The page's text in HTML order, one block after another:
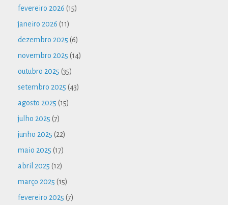
fevereiro 2026 (15)
janeiro 2026 (11)
dezembro 2025 (6)
novembro 2025 (14)
outubro 2025 (35)
setembro 2025 (43)
agosto 2025 (15)
julho 2025 (7)
junho 2025 (22)
maio 2025 (17)
abril 2025 (12)
março 2025 (15)
fevereiro 2025 (7)